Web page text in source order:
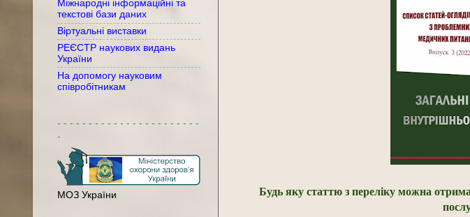
Будь яку статтю з переліку можна
Міжнародні інформаційні та
текстові бази даних
Віртуальні виставки
РЕЄСТР наукових видань
України
На допомогу науковим
співробітникам
- - - - - - - - - - - - - - - - - - - - - - -
-
МОЗ України